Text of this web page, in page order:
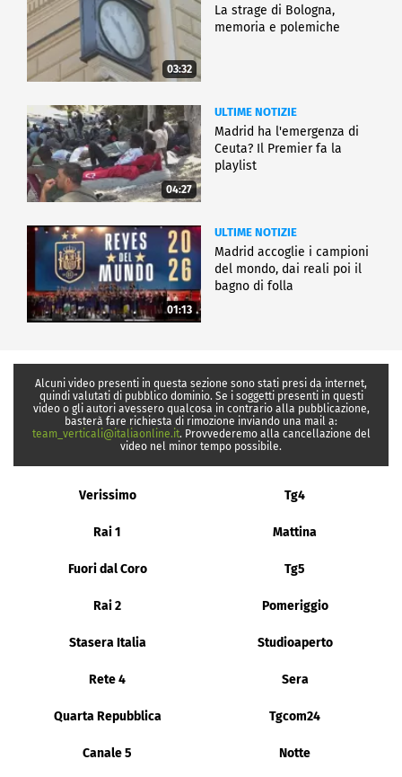
03:32
La strage di Bologna,
memoria e polemiche
04:27
ULTIME NOTIZIE
Madrid ha l'emergenza di
Ceuta? Il Premier fa la
playlist
01:13
ULTIME NOTIZIE
Madrid accoglie i campioni
del mondo, dai reali poi il
bagno di folla
Alcuni video presenti in questa sezione sono stati presi da internet,
quindi valutati di pubblico dominio. Se i soggetti presenti in questi
video o gli autori avessero qualcosa in contrario alla pubblicazione,
basterà fare richiesta di rimozione inviando una mail a:
team_verticali@italiaonline.it. Provvederemo alla cancellazione del
video nel minor tempo possibile.
Verissimo Tg4
Rai 1 Mattina
Fuori dal Coro Tg5
Rai 2 Pomeriggio
Stasera Italia Studioaperto
Rete 4 Sera
Quarta Repubblica Tgcom24
Canale 5 Notte